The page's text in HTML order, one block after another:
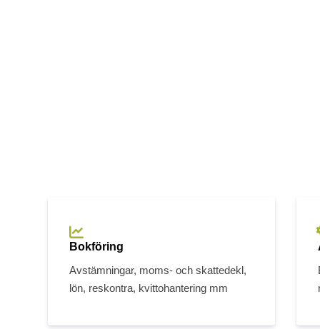
Bokföring
Avstämningar, moms- och skattedekl,
lön, reskontra, kvittohantering mm